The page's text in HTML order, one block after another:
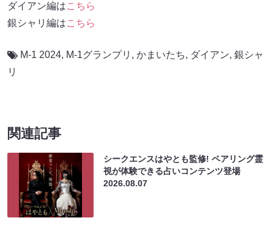
ダイアン編はこちら
銀シャリ編はこちら
M-1 2024, M-1グランプリ , かまいたち, ダイアン, 銀シャ
リ
関連記事
シークエンスはやとも監修! ペアリング霊
視が体験できる占いコンテンツ登場
2026.08.07